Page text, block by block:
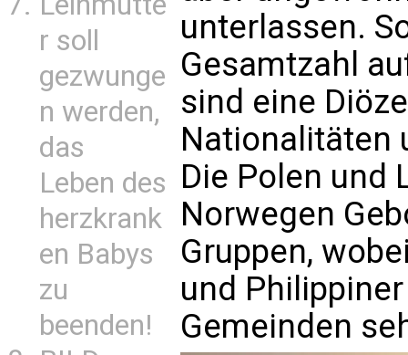
r soll
gezwunge
n werden,
das
Leben des
herzkrank
en Babys
zu
beenden!
unterlassen.
Gesamtzahl
sind eine
Nationalitäten
Die Polen und
Norwegen
Gruppen,
und
Gemeinden